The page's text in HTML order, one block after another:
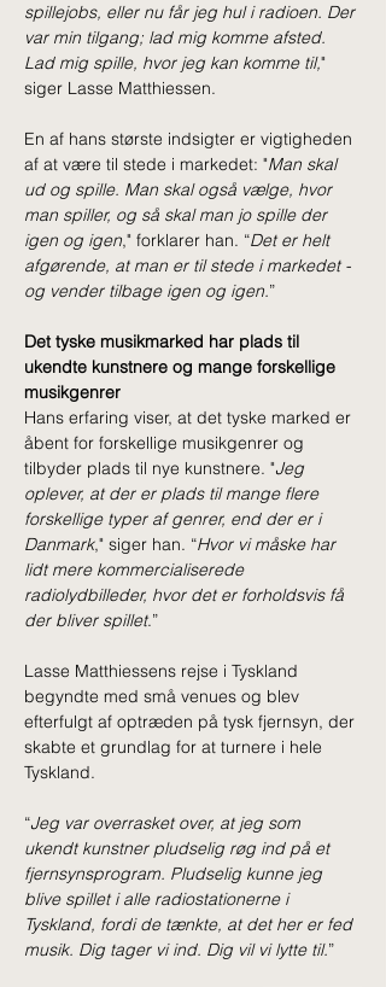
spillejobs, eller nu får jeg hul i radioen. Der
var min tilgang; lad mig komme afsted.
Lad mig spille, hvor jeg kan komme til,"
siger Lasse Matthiessen.
En af hans største indsigter er vigtigheden
af at være til stede i markedet: "Man skal
ud og spille. Man skal også vælge, hvor
man spiller, og så skal man jo spille der
igen og igen," forklarer han. “Det er helt
afgørende, at man er til stede i markedet -
og vender tilbage igen og igen.”
Det tyske musikmarked har plads til
ukendte kunstnere og mange forskellige
musikgenrer
Hans erfaring viser, at det tyske marked er
åbent for forskellige musikgenrer og
tilbyder plads til nye kunstnere. "Jeg
oplever, at der er plads til mange flere
forskellige typer af genrer, end der er i
Danmark," siger han. “Hvor vi måske har
lidt mere kommercialiserede
radiolydbilleder, hvor det er forholdsvis få
der bliver spillet.”
Lasse Matthiessens rejse i Tyskland
begyndte med små venues og blev
efterfulgt af optræden på tysk fjernsyn, der
skabte et grundlag for at turnere i hele
Tyskland.
“Jeg var overrasket over, at jeg som
ukendt kunstner pludselig røg ind på et
fjernsynsprogram. Pludselig kunne jeg
blive spillet i alle radiostationerne i
Tyskland, fordi de tænkte, at det her er fed
musik. Dig tager vi ind. Dig vil vi lytte til.”